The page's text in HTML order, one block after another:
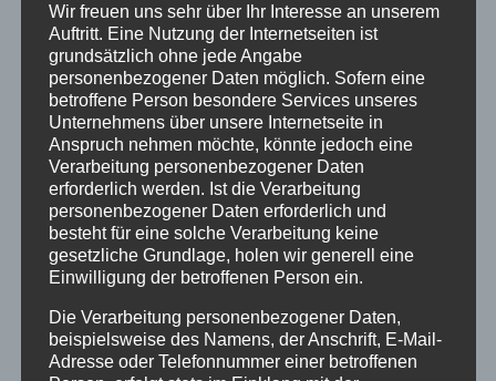
die kirchenmusikalische Arbeit in Eschwege
und im Kirchenkreis Werra-Meißner geprägt.
Mit ihrer außergewöhnlichen Begabung, alle
Generationen, von Kindern bis zu Senioren,
für das Singen zu begeistern und sie in den
verschiedensten Chören anzuleiten, zu
schulen und daraus einen gemeinsamen
Chorklang zu formen, hat sie in den 33 Jahren
ihrer Wirksamkeit eine große
generationenübergreifende Chorarbeit
aufgebaut. Bei den jährlichen konzertanten
Aufführungen großer klassischer, aber auch
zeitgenössischer Werke wirkten oft 80
Sängerinnen und Sänger im Alter zwischen 14
Wir freuen uns sehr über Ihr Interesse an unserem
Auftritt. Eine Nutzung der Internetseiten ist
grundsätzlich ohne jede Angabe
personenbezogener Daten möglich. Sofern eine
betroffene Person besondere Services unseres
Unternehmens über unsere Internetseite in
Anspruch nehmen möchte, könnte jedoch eine
Verarbeitung personenbezogener Daten
erforderlich werden. Ist die Verarbeitung
personenbezogener Daten erforderlich und
besteht für eine solche Verarbeitung keine
gesetzliche Grundlage, holen wir generell eine
Einwilligung der betroffenen Person ein.
Die Verarbeitung personenbezogener Daten,
beispielsweise des Namens, der Anschrift, E-Mail-
Adresse oder Telefonnummer einer betroffenen